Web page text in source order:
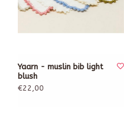
Yaarn - muslin bib light
blush
€22,00